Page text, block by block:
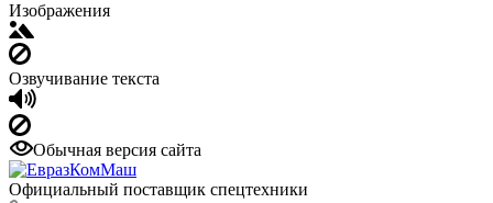
Изображения
Озвучивание текста
Обычная версия сайта
Официальный поставщик спецтехники